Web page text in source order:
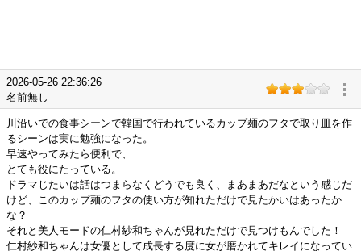
2026-05-26 22:36:26
名前無し
川沿いでの食事シーンで韓国で行われているカップ麺のフタで取り皿を作
るシーンは実に勉強になった。
早速やってみたら便利で、
とても役にたっている。
ドラマじたいは話はつまらなくどうでも良く、まあまあだなという感じだ
けど、このカップ麺のフタの使い方が知れただけで見たかいはあったか
な？
それと美人モードの仁村紗和ちゃんが見れただけで見つけもんでした！
仁村紗和ちゃんは女優として成長する度に女が磨かれてキレイになってい